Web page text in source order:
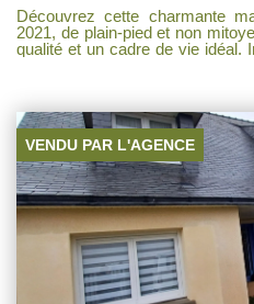
Découvrez cette charmante
2021, de plain-pied et non
qualité et un cadre de vie idéal. Implantée sur un terrain de 567
famille ou entre amis. Côté nuit, vous trouverez une suite
parentale confortable, deux
qu'une salle d'eau moderne. À l'extérieur, profitez d'un agréable
jardin sans vis-à-vis, d'une
beaux jours et d'un double
de stationnement et de rangement
exposée sud ouest,
prévoir. Une maison clé en main, idéale pour une famille ou pour
ceux qui recherchent confort et
VENDU PAR L'AGENCE